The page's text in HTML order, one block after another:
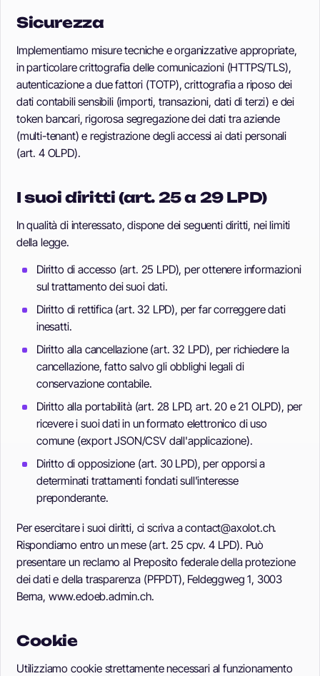
Sicurezza
Implementiamo misure tecniche e organizzative appropriate,
in particolare crittografia delle comunicazioni (HTTPS/TLS),
autenticazione a due fattori (TOTP), crittografia a riposo dei
dati contabili sensibili (importi, transazioni, dati di terzi) e dei
token bancari, rigorosa segregazione dei dati tra aziende
(multi-tenant) e registrazione degli accessi ai dati personali
(art. 4 OLPD).
I suoi diritti (art. 25 a 29 LPD)
In qualità di interessato, dispone dei seguenti diritti, nei limiti
della legge.
Diritto di accesso (art. 25 LPD), per ottenere informazioni
sul trattamento dei suoi dati.
Diritto di rettifica (art. 32 LPD), per far correggere dati
inesatti.
Diritto alla cancellazione (art. 32 LPD), per richiedere la
cancellazione, fatto salvo gli obblighi legali di
conservazione contabile.
Diritto alla portabilità (art. 28 LPD, art. 20 e 21 OLPD), per
ricevere i suoi dati in un formato elettronico di uso
comune (export JSON/CSV dall'applicazione).
Diritto di opposizione (art. 30 LPD), per opporsi a
determinati trattamenti fondati sull'interesse
preponderante.
Per esercitare i suoi diritti, ci scriva a contact@axolot.ch.
Rispondiamo entro un mese (art. 25 cpv. 4 LPD). Può
presentare un reclamo al Preposito federale della protezione
dei dati e della trasparenza (PFPDT), Feldeggweg 1, 3003
Berna, www.edoeb.admin.ch.
Cookie
Utilizziamo cookie strettamente necessari al funzionamento